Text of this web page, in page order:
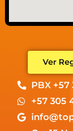
Ver
PBX +57
+57 305